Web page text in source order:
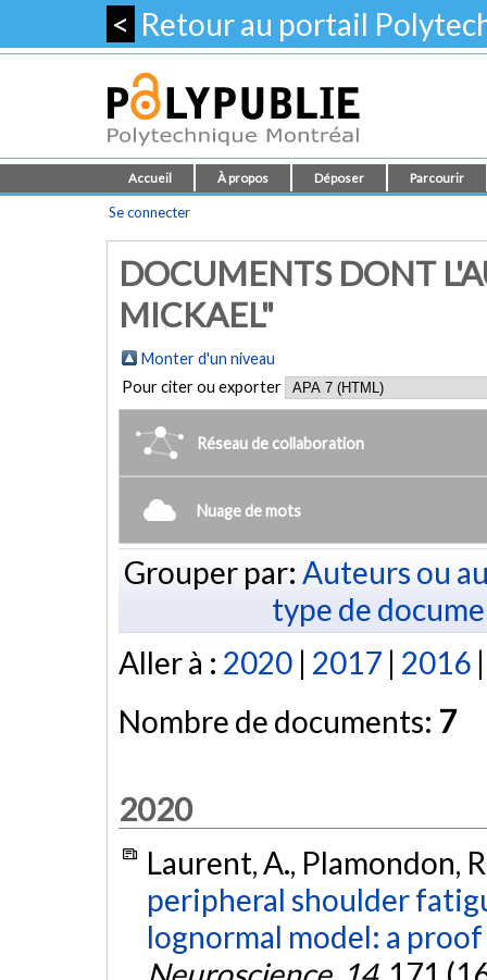
< Retour au portail
Accueil À propos Déposer Parcourir
Se connecter
DOCUMENTS DONT
MICKAEL"
Monter d'un niveau
Pour citer ou exporter
Réseau de collaboration
Nuage de mots
Grouper par: Auteurs ou
type de
Aller à : 2020 | 2017 | 2016
Nombre de documents: 7
2020
Laurent, A., Plamondon,
peripheral shoulder
lognormal model: a